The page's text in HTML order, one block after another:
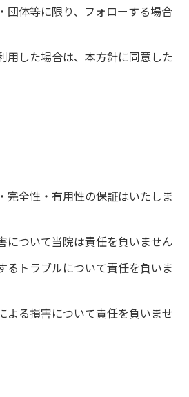
団体等に限り、フォローする場合
用した場合は、本方針に同意した
完全性・有用性の保証はいたしま
について当院は責任を負いません
るトラブルについて責任を負いま
よる損害について責任を負いませ